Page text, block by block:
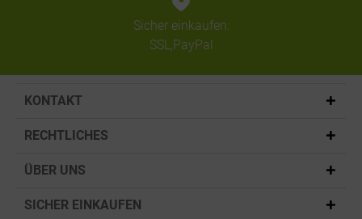
Sicher einkaufen:
SSL,PayPal
KONTAKT
RECHTLICHES
ÜBER UNS
SICHER EINKAUFEN